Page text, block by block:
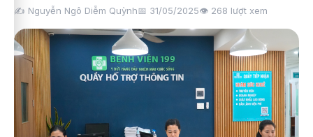
✍️ Nguyễn Ngô Diễm Quỳnh📅 31/05/2025👁️ 268 lượt xem